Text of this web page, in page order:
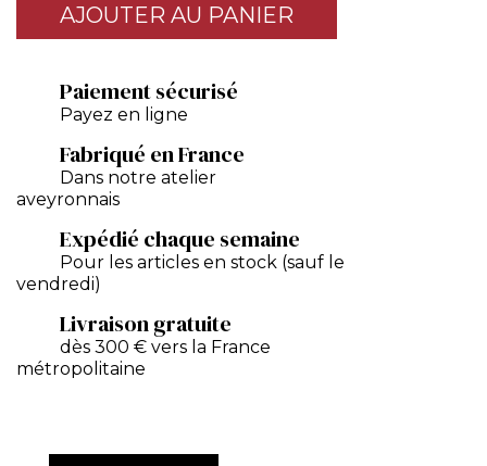
AJOUTER AU PANIER
Paiement sécurisé
Payez en ligne
Fabriqué en France
Dans notre atelier
aveyronnais
Expédié chaque semaine
Pour les articles en stock (sauf le
vendredi)
Livraison gratuite
dès 300 € vers la France
métropolitaine